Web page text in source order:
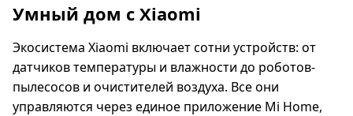
Умный дом с Xiaomi
Экосистема Xiaomi включает сотни устройств: от
датчиков температуры и влажности до роботов-
пылесосов и очистителей воздуха. Все они
управляются через единое приложение Mi Home,